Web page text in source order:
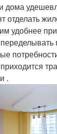
дома
отделать
удобнее
.